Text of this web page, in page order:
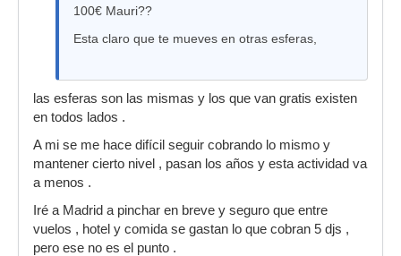
100€ Mauri??
Esta claro que te mueves en otras esferas,
las esferas son las mismas y los que van gratis existen
en todos lados .
A mi se me hace difícil seguir cobrando lo mismo y
mantener cierto nivel , pasan los años y esta actividad va
a menos .
Iré a Madrid a pinchar en breve y seguro que entre
vuelos , hotel y comida se gastan lo que cobran 5 djs ,
pero ese no es el punto .